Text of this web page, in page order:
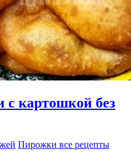
картошкой без
Пирожки все рецепты